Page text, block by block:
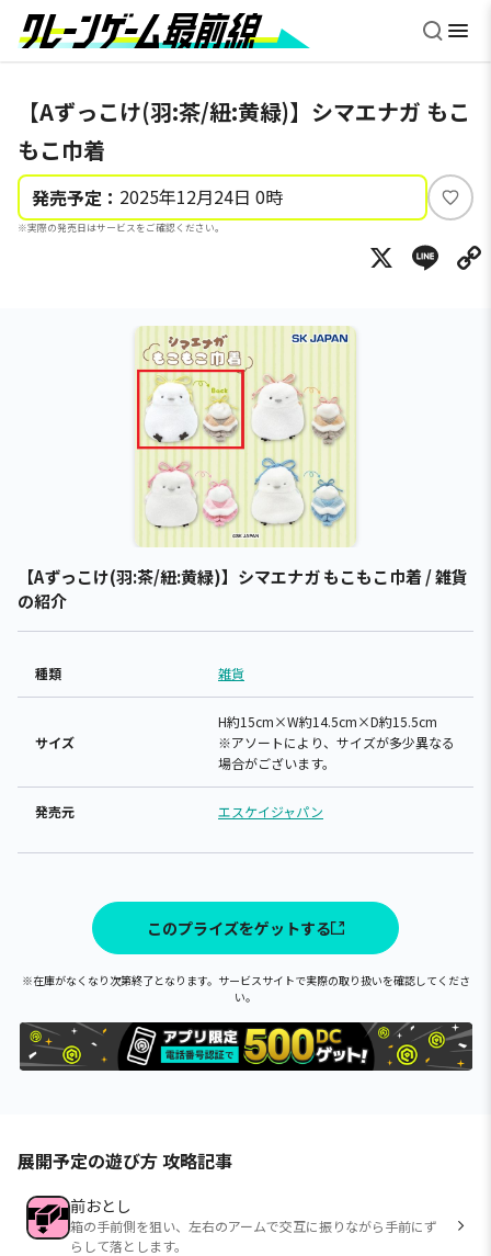
【Aずっこけ(羽:茶/紐:黄緑)】シマエナガ もこ
もこ巾着
発売予定： 2025年12月24日 0時
※実際の発売日はサービスをご確認ください。
い
ね
X
【Aずっこけ(羽:茶/紐:黄緑)】シマエナガ もこもこ巾着 / 雑貨
の紹介
種類 雑貨
サイズ
H約15cm×W約14.5cm×D約15.5cm
※アソートにより、サイズが多少異なる
場合がございます。
発売元 エスケイジャパン
このプライズをゲットする
※在庫がなくなり次第終了となります。サービスサイトで実際の取り扱いを確認してくださ
い。
展開予定の遊び方 攻略記事
前おとし
箱の手前側を狙い、左右のアームで交互に振りながら手前にず
らして落とします。